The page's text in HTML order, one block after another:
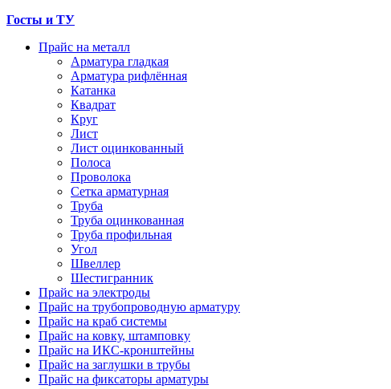
Госты и ТУ
Прайс на металл
Арматура гладкая
Арматура рифлённая
Катанка
Квадрат
Круг
Лист
Лист оцинкованный
Полоса
Проволока
Сетка арматурная
Труба
Труба оцинкованная
Труба профильная
Угол
Швеллер
Шестигранник
Прайс на электроды
Прайс на трубопроводную арматуру
Прайс на краб системы
Прайс на ковку, штамповку
Прайс на ИКС-кронштейны
Прайс на заглушки в трубы
Прайс на фиксаторы арматуры